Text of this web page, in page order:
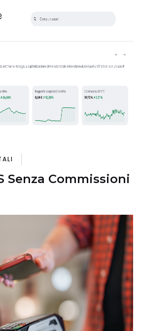
Senza Commissioni